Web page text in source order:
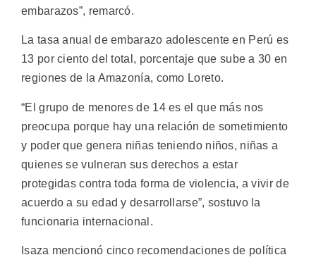
embarazos”, remarcó.
La tasa anual de embarazo adolescente en Perú es
13 por ciento del total, porcentaje que sube a 30 en
regiones de la Amazonía, como Loreto.
“El grupo de menores de 14 es el que más nos
preocupa porque hay una relación de sometimiento
y poder que genera niñas teniendo niños, niñas a
quienes se vulneran sus derechos a estar
protegidas contra toda forma de violencia, a vivir de
acuerdo a su edad y desarrollarse”, sostuvo la
funcionaria internacional.
Isaza mencionó cinco recomendaciones de política